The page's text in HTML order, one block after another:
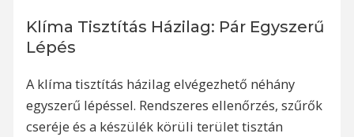
Klíma Tisztítás Házilag: Pár Egyszerű
Lépés
A klíma tisztítás házilag elvégezhető néhány
egyszerű lépéssel. Rendszeres ellenőrzés, szűrők
cseréje és a készülék körüli terület tisztán